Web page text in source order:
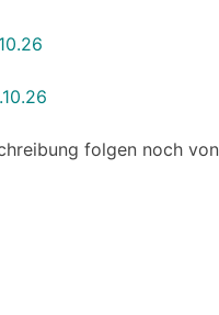
folgen noch von